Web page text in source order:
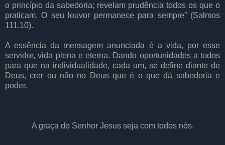
o princípio da sabedoria; revelam prudência todos os que o
praticam. O seu louvor permanece para sempre” (Salmos
111.10).
A essência da mensagem anunciada é a vida, por esse
servidor, vida plena e eterna. Dando oportunidades a todos
para que na individualidade, cada um, se define diante de
Deus, crer ou não no Deus que é o que dá sabedoria e
poder.
A graça do Senhor Jesus seja com todos nós.